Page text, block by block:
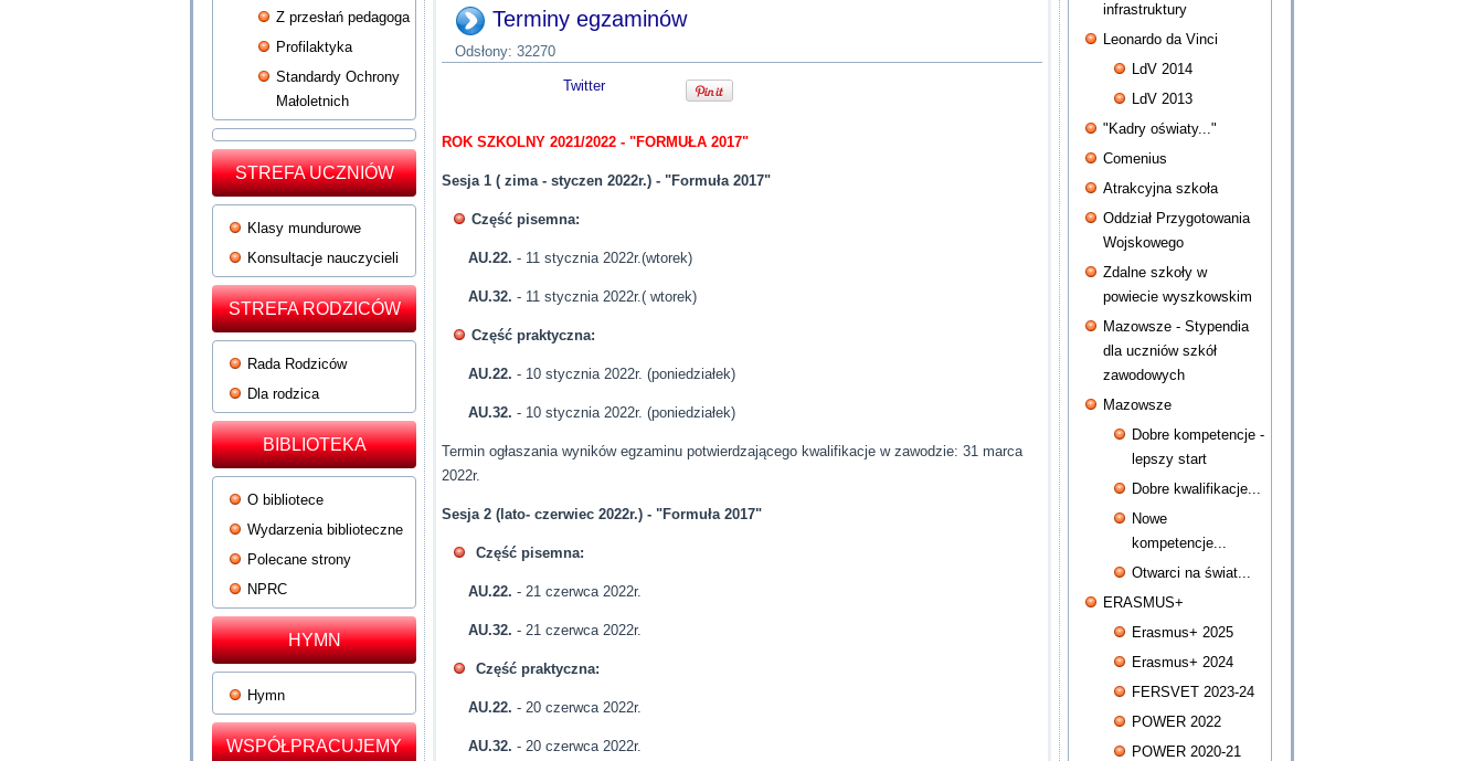
Z przesłań pedagoga
Profilaktyka
Standardy Ochrony
Małoletnich
STREFA UCZNIÓW
Klasy mundurowe
Konsultacje nauczycieli
STREFA RODZICÓW
Rada Rodziców
Dla rodzica
BIBLIOTEKA
O bibliotece
Wydarzenia biblioteczne
Polecane strony
NPRC
HYMN
Hymn
WSPÓŁPRACUJEMY
Terminy egzaminów
Odsłony: 32270
Twitter
ROK SZKOLNY 2021/2022 - "FORMUŁA 2017"
Sesja 1 ( zima - styczen 2022r.) - "Formuła 2017"
Część pisemna:
AU.22. - 11 stycznia 2022r.(wtorek)
AU.32. - 11 stycznia 2022r.( wtorek)
Część praktyczna:
AU.22. - 10 stycznia 2022r. (poniedziałek)
AU.32. - 10 stycznia 2022r. (poniedziałek)
Termin ogłaszania wyników egzaminu potwierdzającego kwalifikacje w zawodzie: 31 marca
2022r.
Sesja 2 (lato- czerwiec 2022r.) - "Formuła 2017"
Część pisemna:
AU.22. - 21 czerwca 2022r.
AU.32. - 21 czerwca 2022r.
Część praktyczna:
AU.22. - 20 czerwca 2022r.
AU.32. - 20 czerwca 2022r.
infrastruktury
Leonardo da Vinci
LdV 2014
LdV 2013
"Kadry oświaty..."
Comenius
Atrakcyjna szkoła
Oddział Przygotowania
Wojskowego
Zdalne szkoły w
powiecie wyszkowskim
Mazowsze - Stypendia
dla uczniów szkół
zawodowych
Mazowsze
Dobre kompetencje -
lepszy start
Dobre kwalifikacje...
Nowe
kompetencje...
Otwarci na świat...
ERASMUS+
Erasmus+ 2025
Erasmus+ 2024
FERSVET 2023-24
POWER 2022
POWER 2020-21